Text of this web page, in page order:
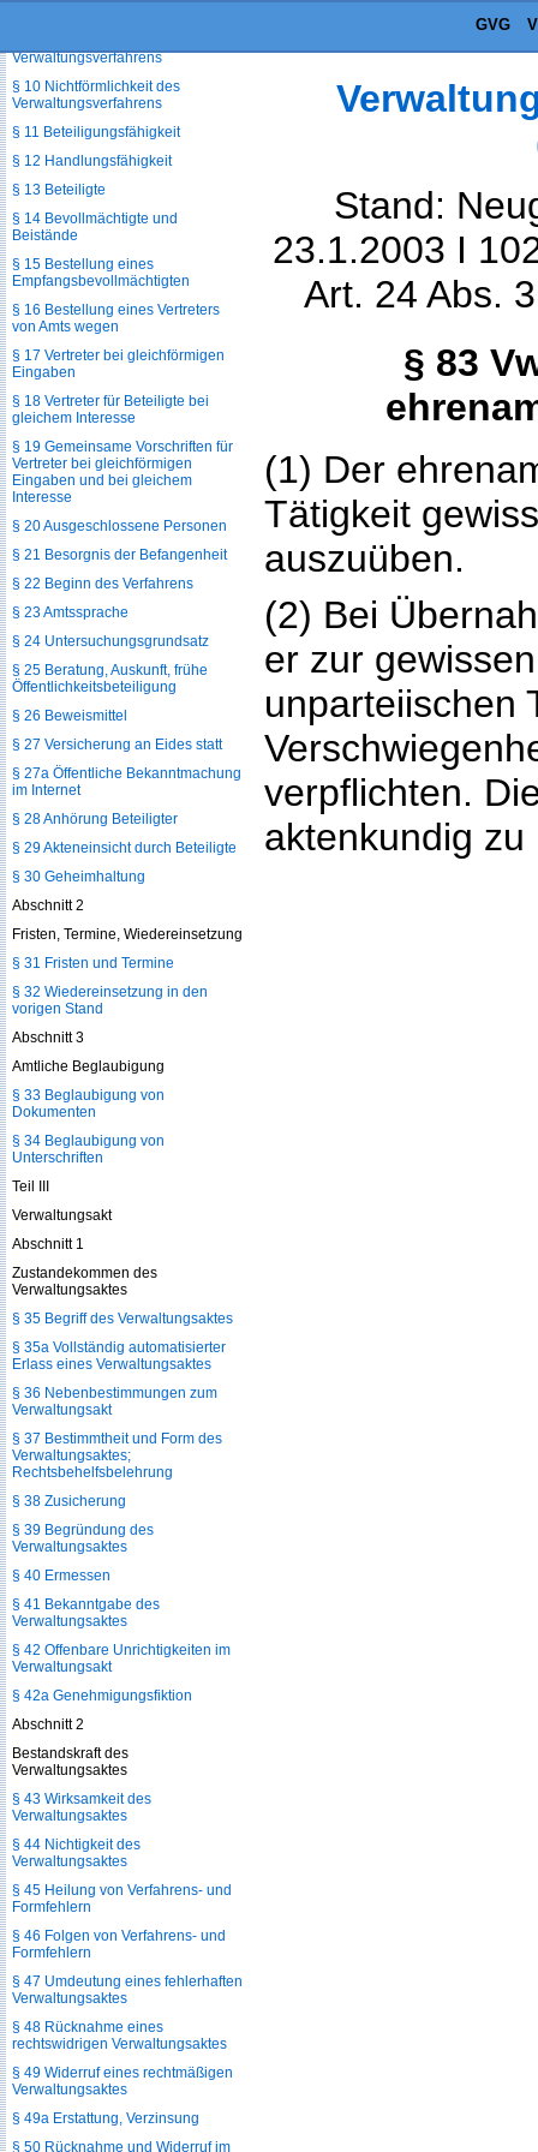
GVG
Stand:
23.1.2003 I
Art. 24 Abs.
§ 83
(1) Der
Tätigkeit
auszuüben.
(2) Bei
er zur
unparteiischen
verpflichten.
aktenkundig zu
Verwaltungsverfahrens
§ 10 Nichtförmlichkeit des
Verwaltungsverfahrens
§ 11 Beteiligungsfähigkeit
§ 12 Handlungsfähigkeit
§ 13 Beteiligte
§ 14 Bevollmächtigte und
Beistände
§ 15 Bestellung eines
Empfangsbevollmächtigten
§ 16 Bestellung eines Vertreters
von Amts wegen
§ 17 Vertreter bei gleichförmigen
Eingaben
§ 18 Vertreter für Beteiligte bei
gleichem Interesse
§ 19 Gemeinsame Vorschriften für
Vertreter bei gleichförmigen
Eingaben und bei gleichem
Interesse
§ 20 Ausgeschlossene Personen
§ 21 Besorgnis der Befangenheit
§ 22 Beginn des Verfahrens
§ 23 Amtssprache
§ 24 Untersuchungsgrundsatz
§ 25 Beratung, Auskunft, frühe
Öffentlichkeitsbeteiligung
§ 26 Beweismittel
§ 27 Versicherung an Eides statt
§ 27a Öffentliche Bekanntmachung
im Internet
§ 28 Anhörung Beteiligter
§ 29 Akteneinsicht durch Beteiligte
§ 30 Geheimhaltung
Abschnitt 2
Fristen, Termine, Wiedereinsetzung
§ 31 Fristen und Termine
§ 32 Wiedereinsetzung in den
vorigen Stand
Abschnitt 3
Amtliche Beglaubigung
§ 33 Beglaubigung von
Dokumenten
§ 34 Beglaubigung von
Unterschriften
Teil III
Verwaltungsakt
Abschnitt 1
Zustandekommen des
Verwaltungsaktes
§ 35 Begriff des Verwaltungsaktes
§ 35a Vollständig automatisierter
Erlass eines Verwaltungsaktes
§ 36 Nebenbestimmungen zum
Verwaltungsakt
§ 37 Bestimmtheit und Form des
Verwaltungsaktes;
Rechtsbehelfsbelehrung
§ 38 Zusicherung
§ 39 Begründung des
Verwaltungsaktes
§ 40 Ermessen
§ 41 Bekanntgabe des
Verwaltungsaktes
§ 42 Offenbare Unrichtigkeiten im
Verwaltungsakt
§ 42a Genehmigungsfiktion
Abschnitt 2
Bestandskraft des
Verwaltungsaktes
§ 43 Wirksamkeit des
Verwaltungsaktes
§ 44 Nichtigkeit des
Verwaltungsaktes
§ 45 Heilung von Verfahrens- und
Formfehlern
§ 46 Folgen von Verfahrens- und
Formfehlern
§ 47 Umdeutung eines fehlerhaften
Verwaltungsaktes
§ 48 Rücknahme eines
rechtswidrigen Verwaltungsaktes
§ 49 Widerruf eines rechtmäßigen
Verwaltungsaktes
§ 49a Erstattung, Verzinsung
§ 50 Rücknahme und Widerruf im